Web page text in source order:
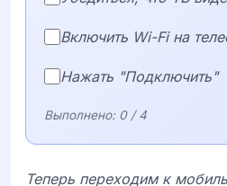
Включить Wi-Fi на
Нажать "Подключить"
Выполнено: 0/ 4
Теперь переходим к